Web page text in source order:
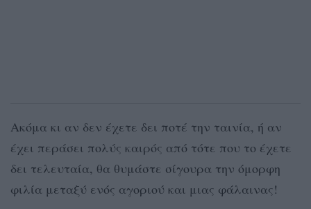
Ακόμα κι αν δεν έχετε δει ποτέ την ταινία, ή αν
έχει περάσει πολύς καιρός από τότε που το έχετε
δει τελευταία, θα θυμάστε σίγουρα την όμορφη
φιλία μεταξύ ενός αγοριού και μιας φάλαινας!